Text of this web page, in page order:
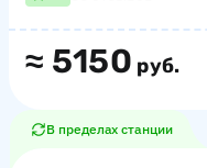
≈ 5150 руб.
В пределах станции